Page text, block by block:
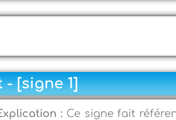
- [signe 1]
: Ce signe fait